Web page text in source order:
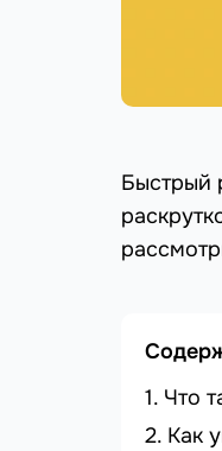
Быстрый
Что
Как